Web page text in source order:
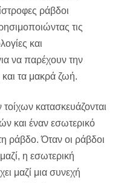
ράβδοι
τις
και
να παρέχουν την
τα μακρά ζωή.
κατασκευάζονται
και έναν εσωτερικό
ράβδο. Όταν οι ράβδοι
η εσωτερική
μαζί μια συνεχή